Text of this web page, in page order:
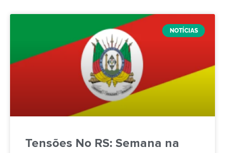
NOTÍCIAS
Tensões No RS: Semana na